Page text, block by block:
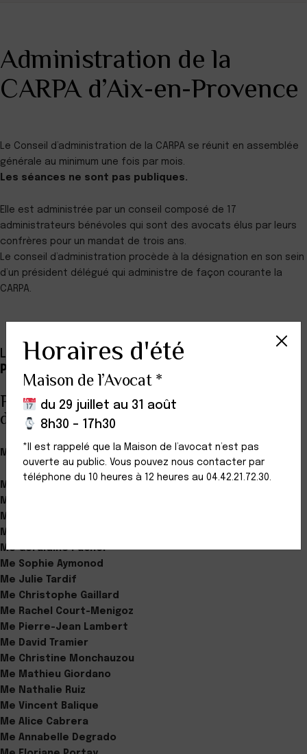
Administration de la
CARPA d’Aix-en-Provence
Le Conseil d’administration de la CARPA se réunit en assemblée
générale au minimum une fois par mois.
Les séances ne sont pas publiques.
Elle est administrée par un conseil composé de 17
administrateurs bénévoles qui sont des avocats élus par leurs
confrères pour un mandat de trois ans.
Le conseil d’administration procède à la désignation en son sein
d’un président délégué qui administre de façon courante la
CARPA.
La CARPA est présidée par le Bâtonnier Xavier
PIETRA
Pour l’année 2026, les membres du Conseil
d’administration de la CARPA sont :
Me Olivier Paulet (Président délégué)
M. le Bâtonnier Benoît Porteu de la Morandière
Mme la Bâtonnière Monika Mahy-Ma- Somga
Me Claire Bichet
Me Angélique Gallucci
Me Géraldine Puchol
Me Sophie Aymonod
Me Julie Tardif
Me Christophe Gaillard
Me Rachel Court-Menigoz
Me Pierre-Jean Lambert
Me David Tramier
Me Christine Monchauzou
Me Mathieu Giordano
Me Nathalie Ruiz
Me Vincent Balique
Me Alice Cabrera
Me Annabelle Degrado
Horaires d'été
Maison de l’Avocat *
du 29 juillet au 31 août
8h30 – 17h30
*Il est rappelé que la Maison de l’avocat n’est pas
ouverte au public. Vous pouvez nous contacter par
téléphone du 10 heures à 12 heures au 04.42.21.72.30.